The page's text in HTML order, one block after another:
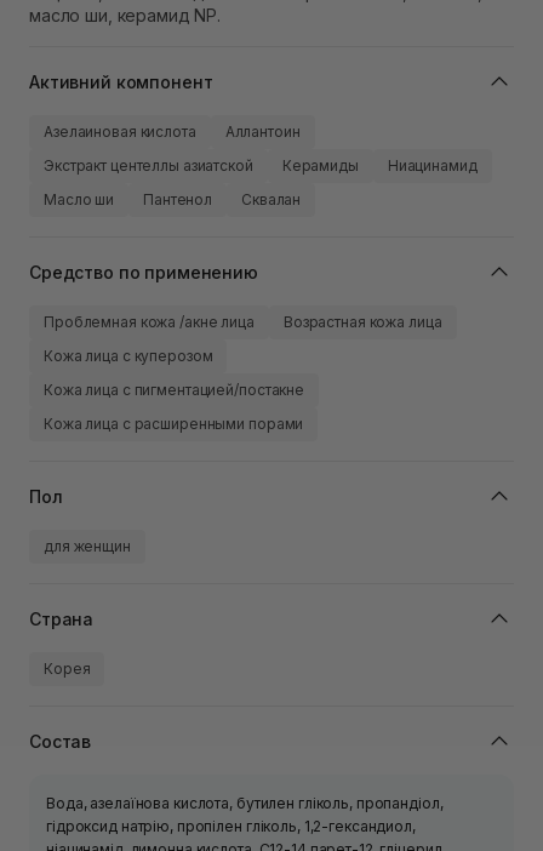
масло ши, керамид NP.
Активний компонент
Азелаиновая кислота
Аллантоин
Экстракт центеллы азиатской
Керамиды
Ниацинамид
Масло ши
Пантенол Сквалан
Средство по применению
Проблемная кожа /акне лица
Возрастная кожа лица
Кожа лица с куперозом
Кожа лица с пигментацией/постакне
Кожа лица с расширенными порами
Пол
для женщин
Страна
Корея
Состав
Вода, азелаїнова кислота, бутилен гліколь, пропандіол,
гідроксид натрію, пропілен гліколь, 1,2-гександиол,